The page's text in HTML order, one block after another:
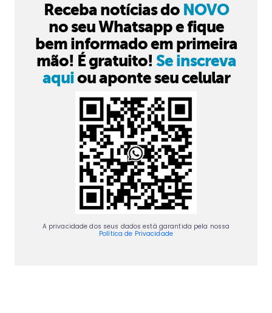
Receba notícias do NOVO
no seu Whatsapp e fique
bem informado em primeira
mão! É gratuito! Se inscreva
aquiou aponte seu celular
A privacidade dos seus dados está garantida pela nossa
Política de Privacidade